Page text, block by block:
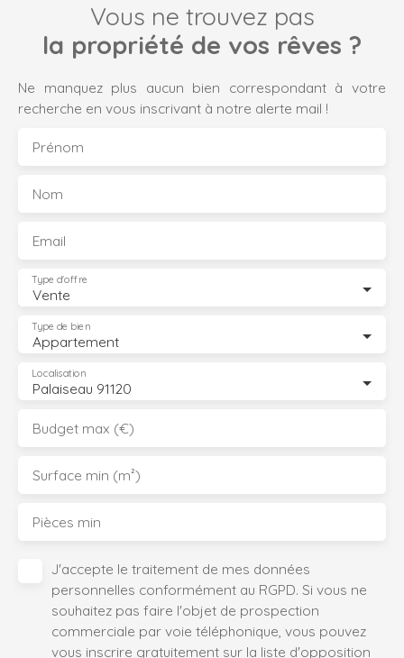
Vous ne trouvez pas
la propriété de vos rêves ?
Ne manquez plus aucun bien correspondant à votre
recherche en vous inscrivant à notre alerte mail !
Prénom
Nom
Email
Vente
Type d'offre
Appartement
Type de bien
Palaiseau 91120
Localisation
Budget max (€)
Surface min (m²)
Pièces min
J'accepte le traitement de mes données
personnelles conformément au RGPD. Si vous ne
souhaitez pas faire l'objet de prospection
commerciale par voie téléphonique, vous pouvez
vous inscrire gratuitement sur la liste d'opposition